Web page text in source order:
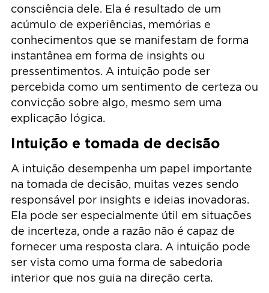
consciência dele. Ela é resultado de um
acúmulo de experiências, memórias e
conhecimentos que se manifestam de forma
instantânea em forma de insights ou
pressentimentos. A intuição pode ser
percebida como um sentimento de certeza ou
convicção sobre algo, mesmo sem uma
explicação lógica.
Intuição e tomada de decisão
A intuição desempenha um papel importante
na tomada de decisão, muitas vezes sendo
responsável por insights e ideias inovadoras.
Ela pode ser especialmente útil em situações
de incerteza, onde a razão não é capaz de
fornecer uma resposta clara. A intuição pode
ser vista como uma forma de sabedoria
interior que nos guia na direção certa.